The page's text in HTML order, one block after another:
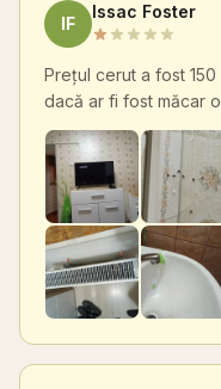
IF
Issac Foster
Prețul cerut a fost
dacă ar fi fost măcar